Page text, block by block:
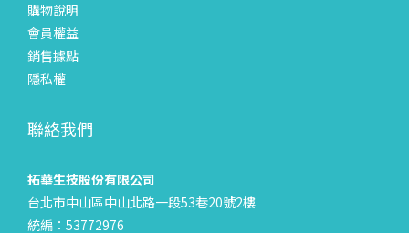
購物說明
會員權益
銷售據點
隱私權
聯絡我們
拓華生技股份有限公司
台北市中山區中山北路一段53巷20號2樓
統編：53772976